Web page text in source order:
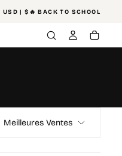
USD | $ 🔥 BACK TO SCHOOL
Meilleures Ventes